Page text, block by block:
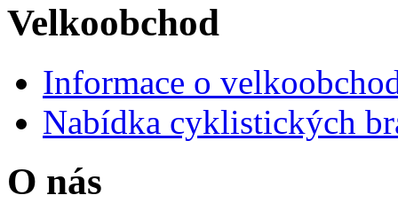
Velkoobchod
Informace o
Nabídka cyklistických
O nás